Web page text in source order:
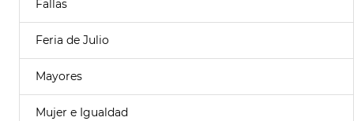
Fallas
Feria de Julio
Mayores
Mujer e Igualdad